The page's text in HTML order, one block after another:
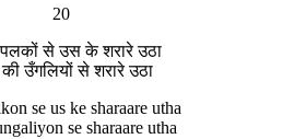
20
से उस के शरारे उठा
उँगलियों से शरारे उठा
se us ke sharaare utha
se sharaare utha